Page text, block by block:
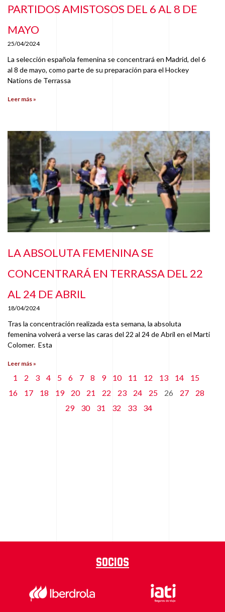
PARTIDOS AMISTOSOS DEL 6 AL 8 DE
MAYO
25/04/2024
La selección española femenina se concentrará en Madrid, del 6
al 8 de mayo, como parte de su preparación para el Hockey
Nations de Terrassa
Leer más »
LA ABSOLUTA FEMENINA SE
CONCENTRARÁ EN TERRASSA DEL 22
AL 24 DE ABRIL
18/04/2024
Tras la concentración realizada esta semana, la absoluta
femenina volverá a verse las caras del 22 al 24 de Abril en el Marti
Colomer. Esta
Leer más »
1 2 3 4 5 6 7 8 9 10 11 12 13 14
15
16
17 18 19 20 21 22 23 24 25 26 27
28
29
30 31 32 33 34
Socios